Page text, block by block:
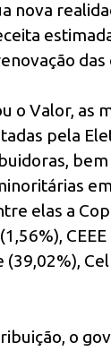
nova
das
o Valor, as
pela
elas a
(39,02%),
o